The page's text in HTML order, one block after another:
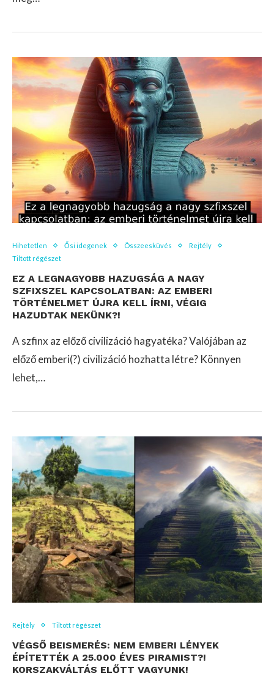
Hihetetlen Ősi idegenek Összeesküvés
Rejtély
Tiltott régészet
EZ A LEGNAGYOBB HAZUGSÁG A NAGY
SZFIXSZEL KAPCSOLATBAN: AZ EMBERI
TÖRTÉNELMET ÚJRA KELL ÍRNI, VÉGIG
HAZUDTAK NEKÜNK?!
A szfinx az előző civilizáció hagyatéka? Valójában az
előző emberi(?) civilizáció hozhatta létre? Könnyen
lehet,…
Rejtély Tiltott régészet
VÉGSŐ BEISMERÉS: NEM EMBERI LÉNYEK
ÉPÍTETTÉK A 25.000 ÉVES PIRAMIST?!
KORSZAKVÁLTÁS ELŐTT VAGYUNK!